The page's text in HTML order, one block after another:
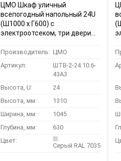
ЦМО Шкаф уличный
всепогодный напольный 24U
(Ш1000 х Г600) с
электроотсеком, три двери
Производитель: ЦМО
Артикул:
ШТВ-2-24.10.6-
43А3
Высота, U:
24
Высота, мм:
1310
Ширина, мм:
1045
Глубина, мм:
630
Цвет:
Серый RAL 7035